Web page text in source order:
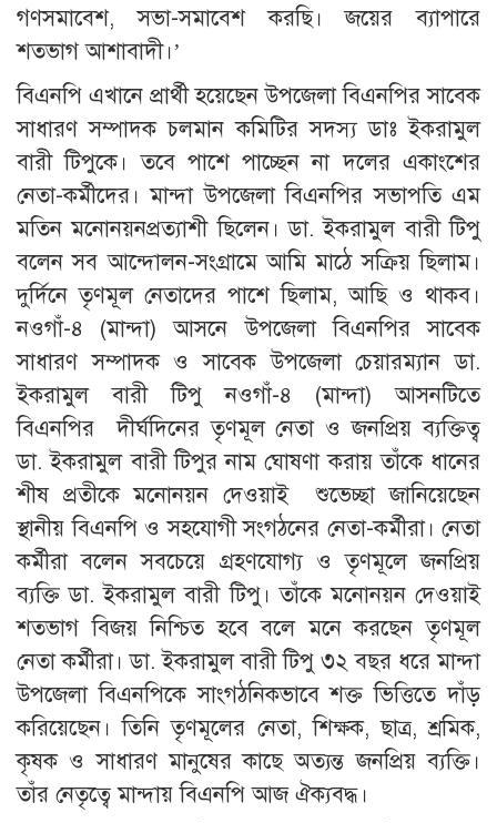
গণসমাবেশ, সভা-সমাবেশ করছি। জয়ের ব্যাপারে
শতভাগ আশাবাদী।’
বিএনপি এখানে প্রার্থী হয়েছেন উপজেলা বিএনপির সাবেক
সাধারণ সম্পাদক চলমান কমিটির সদস্য ডাঃ ইকরামুল
বারী টিপুকে। তবে পাশে পাচ্ছেন না দলের একাংশের
নেতা-কর্মীদের। মান্দা উপজেলা বিএনপির সভাপতি এম
মতিন মনোনয়নপ্রত্যাশী ছিলেন। ডা. ইকরামুল বারী টিপু
বলেন সব আন্দোলন-সংগ্রামে আমি মাঠে সক্রিয় ছিলাম।
দুর্দিনে তৃণমূল নেতাদের পাশে ছিলাম, আছি ও থাকব।
নওগাঁ-৪ (মান্দা) আসনে উপজেলা বিএনপির সাবেক
সাধারণ সম্পাদক ও সাবেক উপজেলা চেয়ারম্যান ডা.
ইকরামুল বারী টিপু নওগাঁ-৪ (মান্দা) আসনটিতে
বিএনপির দীর্ঘদিনের তৃণমূল নেতা ও জনপ্রিয় ব্যক্তিত্ব
ডা. ইকরামুল বারী টিপুর নাম ঘোষণা করায় তাঁকে ধানের
শীষ প্রতীকে মনোনয়ন দেওয়াই শুভেচ্ছা জানিয়েছেন
স্থানীয় বিএনপি ও সহযোগী সংগঠনের নেতা-কর্মীরা। নেতা
কর্মীরা বলেন সবচেয়ে গ্রহণযোগ্য ও তৃণমূলে জনপ্রিয়
ব্যক্তি ডা. ইকরামুল বারী টিপু। তাঁকে মনোনয়ন দেওয়াই
শতভাগ বিজয় নিশ্চিত হবে বলে মনে করছেন তৃণমূল
নেতা কর্মীরা। ডা. ইকরামুল বারী টিপু ৩২ বছর ধরে মান্দা
উপজেলা বিএনপিকে সাংগঠনিকভাবে শক্ত ভিত্তিতে দাঁড়
করিয়েছেন। তিনি তৃণমূলের নেতা, শিক্ষক, ছাত্র, শ্রমিক,
কৃষক ও সাধারণ মানুষের কাছে অত্যন্ত জনপ্রিয় ব্যক্তি।
তাঁর নেতৃত্বে মান্দায় বিএনপি আজ ঐক্যবদ্ধ।